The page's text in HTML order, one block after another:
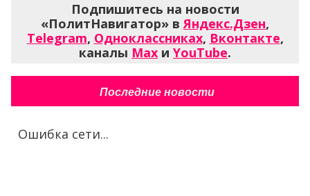
Подпишитесь на новости
«ПолитНавигатор» вЯндекс.Дзен,
Telegram, Одноклассниках, Вконтакте,
каналы Max и YouTube.
Последние новости
Ошибка сети...